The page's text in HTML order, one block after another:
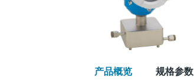
产品概览 规格参数